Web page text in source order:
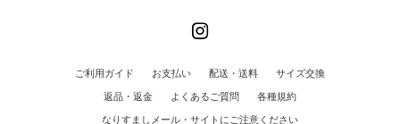
ご利用ガイド お支払い 配送・送料 サイズ交換
返品・返金 よくあるご質問 各種規約
なりすましメール・サイトにご注意ください